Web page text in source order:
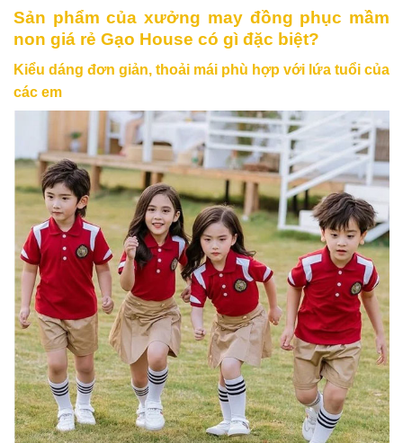
Sản phẩm của xưởng may đồng phục mầm
non giá rẻ Gạo House có gì đặc biệt?
Kiểu dáng đơn giản, thoải mái phù hợp với lứa tuổi của
các em